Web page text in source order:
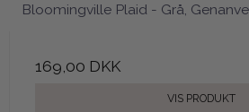
Bloomingville Plaid - Grå,
169,00 DKK
VIS PRODUKT